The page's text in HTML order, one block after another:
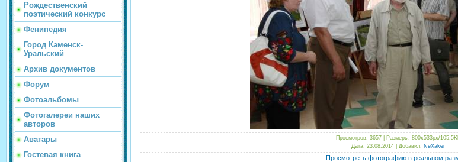
Рождественский
поэтический конкурс
Фенипедия
Город Каменск-
Уральский
Архив документов
Форум
Фотоальбомы
Фотогалереи наших
авторов
Аватары
Гостевая книга
Просмотров: 3657 | Размеры: 800x533px/
Дата: 23.08.2014 | Добавил: NeXaker
Просмотреть фотографию в реальном